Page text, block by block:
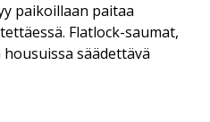
paikoillaan paitaa
Flatlock-saumat,
säädettävä